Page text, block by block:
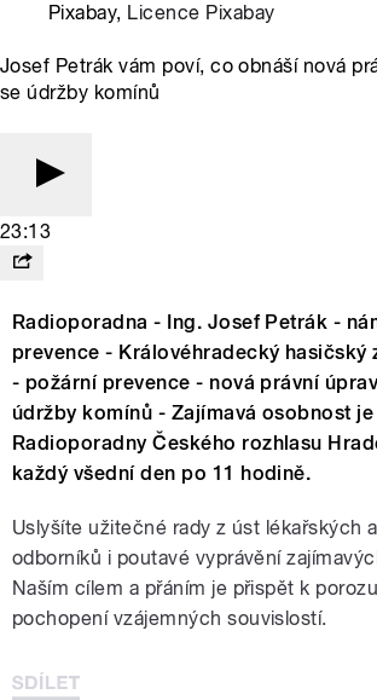
Pixabay, Licence Pixabay
Josef Petrák vám poví, co obnáší nová
se údržby komínů
23:13
Radioporadna - Ing. Josef Petrák -
prevence - Královéhradecký hasičský
- požární prevence - nová právní
údržby komínů - Zajímavá osobnost je
Radioporadny Českého rozhlasu
každý všední den po 11 hodině.
Uslyšíte užitečné rady z úst lékařských
odborníků i poutavé vyprávění
Naším cílem a přáním je přispět k
pochopení vzájemných souvislostí.